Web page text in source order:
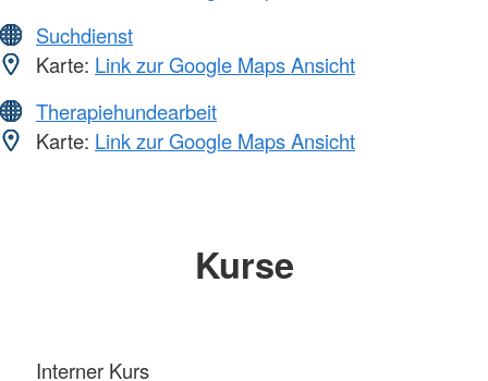
Suchdienst
Karte: Link zur Google Maps Ansicht
Therapiehundearbeit
Karte: Link zur Google Maps Ansicht
Kurse
Interner Kurs